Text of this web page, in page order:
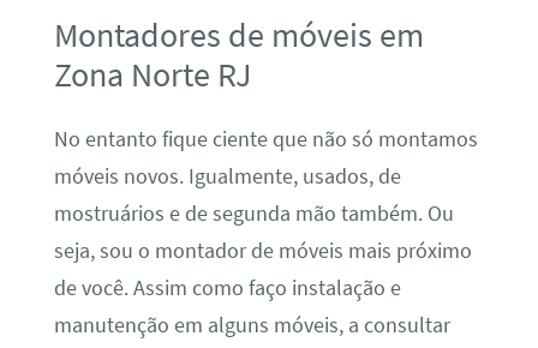
Montadores de móveis em
Zona Norte RJ
No entanto fique ciente que não só montamos
móveis novos. Igualmente, usados, de
mostruários e de segunda mão também. Ou
seja, sou o montador de móveis mais próximo
de você. Assim como faço instalação e
manutenção em alguns móveis, a consultar